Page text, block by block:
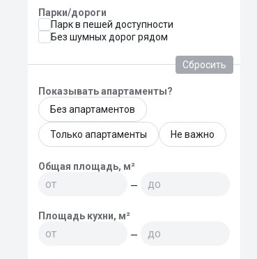
Парки/дороги
Парк в пешей доступности
Без шумных дорог рядом
Сбросить
Показывать апартаменты?
Без апартаментов
Только апартаменты Не важно
Общая площадь, м²
—
Площадь кухни, м²
—